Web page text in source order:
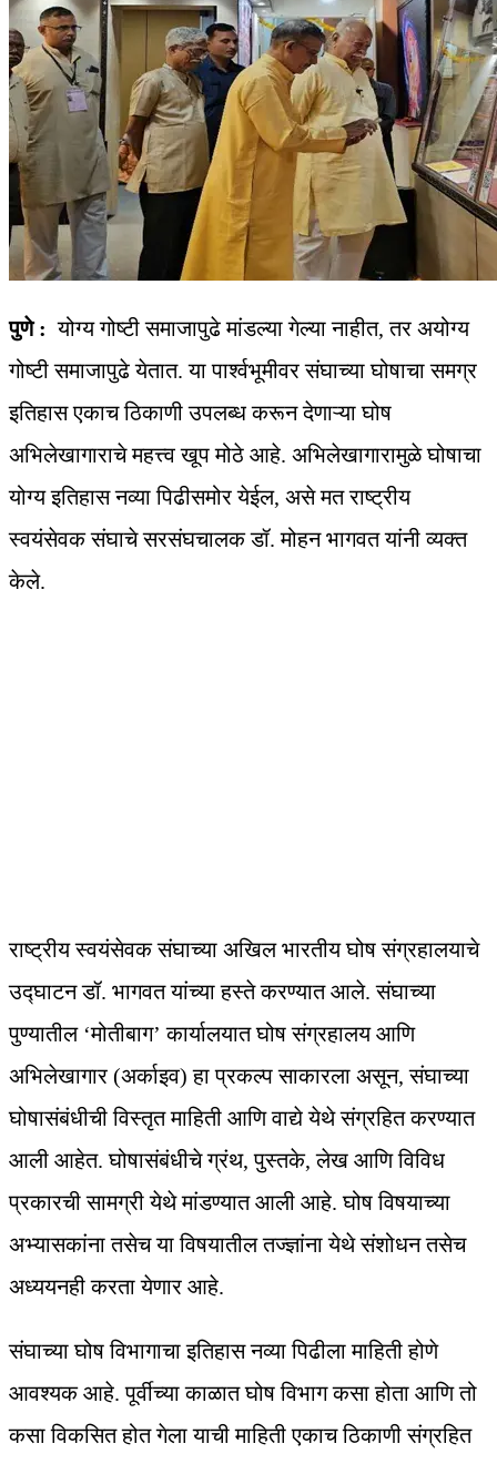
पुणे : योग्य गोष्टी समाजापुढे मांडल्या गेल्या नाहीत, तर अयोग्य
गोष्टी समाजापुढे येतात. या पार्श्वभूमीवर संघाच्या घोषाचा समग्र
इतिहास एकाच ठिकाणी उपलब्ध करून देणाऱ्या घोष
अभिलेखागाराचे महत्त्व खूप मोठे आहे. अभिलेखागारामुळे घोषाचा
योग्य इतिहास नव्या पिढीसमोर येईल, असे मत राष्ट्रीय
स्वयंसेवक संघाचे सरसंघचालक डॉ. मोहन भागवत यांनी व्यक्त
केले.
राष्ट्रीय स्वयंसेवक संघाच्या अखिल भारतीय घोष संग्रहालयाचे
उद्घाटन डॉ. भागवत यांच्या हस्ते करण्यात आले. संघाच्या
पुण्यातील ‘मोतीबाग’ कार्यालयात घोष संग्रहालय आणि
अभिलेखागार (अर्काइव) हा प्रकल्प साकारला असून, संघाच्या
घोषासंबंधीची विस्तृत माहिती आणि वाद्ये येथे संग्रहित करण्यात
आली आहेत. घोषासंबंधीचे ग्रंथ, पुस्तके, लेख आणि विविध
प्रकारची सामग्री येथे मांडण्यात आली आहे. घोष विषयाच्या
अभ्यासकांना तसेच या विषयातील तज्ज्ञांना येथे संशोधन तसेच
अध्ययनही करता येणार आहे.
संघाच्या घोष विभागाचा इतिहास नव्या पिढीला माहिती होणे
आवश्यक आहे. पूर्वीच्या काळात घोष विभाग कसा होता आणि तो
कसा विकसित होत गेला याची माहिती एकाच ठिकाणी संग्रहित